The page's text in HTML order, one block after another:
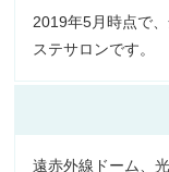
2019年5月時点で
ステサロンです。
遠赤外線ドーム、